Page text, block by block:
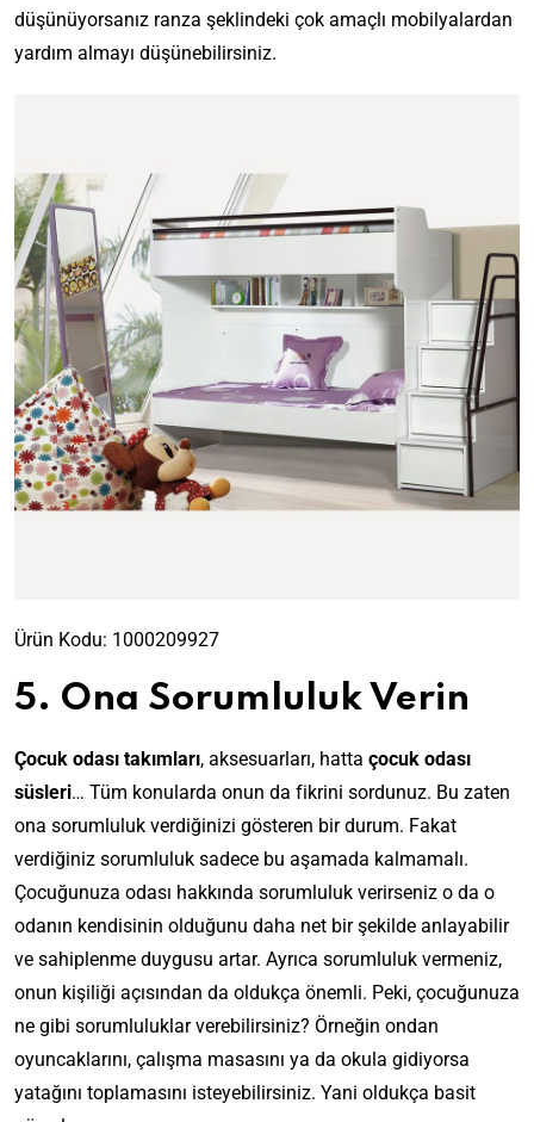
düşünüyorsanız ranza şeklindeki çok amaçlı mobilyalardan
yardım almayı düşünebilirsiniz.
Ürün Kodu: 1000209927
5. Ona Sorumluluk Verin
Çocuk odası takımları, aksesuarları, hatta çocuk odası
süsleri… Tüm konularda onun da fikrini sordunuz. Bu zaten
ona sorumluluk verdiğinizi gösteren bir durum. Fakat
verdiğiniz sorumluluk sadece bu aşamada kalmamalı.
Çocuğunuza odası hakkında sorumluluk verirseniz o da o
odanın kendisinin olduğunu daha net bir şekilde anlayabilir
ve sahiplenme duygusu artar. Ayrıca sorumluluk vermeniz,
onun kişiliği açısından da oldukça önemli. Peki, çocuğunuza
ne gibi sorumluluklar verebilirsiniz? Örneğin ondan
oyuncaklarını, çalışma masasını ya da okula gidiyorsa
yatağını toplamasını isteyebilirsiniz. Yani oldukça basit